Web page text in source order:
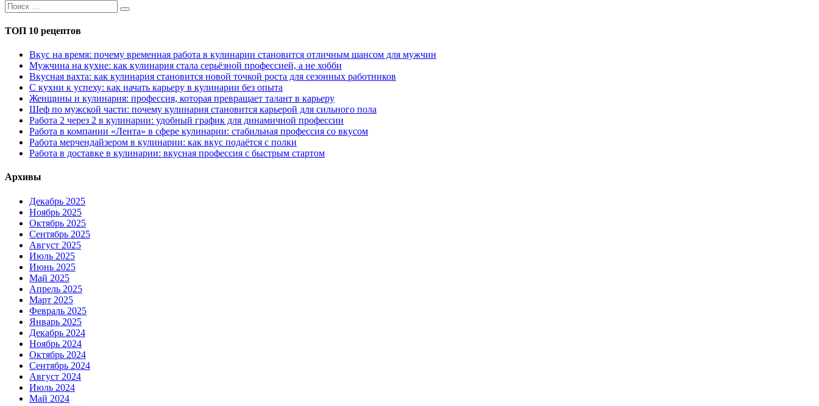
ТОП 10 рецептов
Вкус на время: почему временная работа в кулинарии становится отличным шансом для мужчин
Мужчина на кухне: как кулинария стала серьёзной профессией, а не хобби
Вкусная вахта: как кулинария становится новой точкой роста для сезонных работников
С кухни к успеху: как начать карьеру в кулинарии без опыта
Женщины и кулинария: профессия, которая превращает талант в карьеру
Шеф по мужской части: почему кулинария становится карьерой для сильного пола
Работа 2 через 2 в кулинарии: удобный график для динамичной профессии
Работа в компании «Лента» в сфере кулинарии: стабильная профессия со вкусом
Работа мерчендайзером в кулинарии: как вкус подаётся с полки
Работа в доставке в кулинарии: вкусная профессия с быстрым стартом
Архивы
Декабрь 2025
Ноябрь 2025
Октябрь 2025
Сентябрь 2025
Август 2025
Июль 2025
Июнь 2025
Май 2025
Апрель 2025
Март 2025
Февраль 2025
Январь 2025
Декабрь 2024
Ноябрь 2024
Октябрь 2024
Сентябрь 2024
Август 2024
Июль 2024
Май 2024